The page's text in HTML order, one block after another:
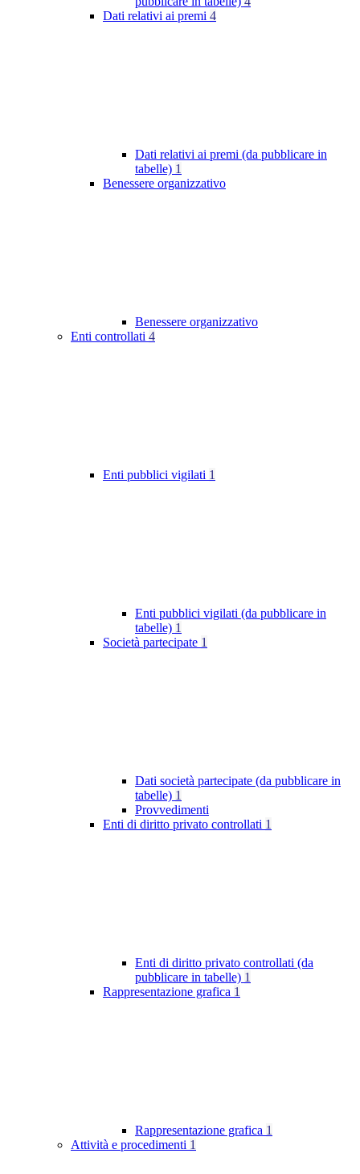
Dati relativi ai premi 4
Dati relativi ai premi (da pubblicare in
tabelle) 1
Benessere organizzativo
Benessere organizzativo
Enti controllati 4
Enti pubblici vigilati 1
Enti pubblici vigilati (da pubblicare in
tabelle) 1
Società partecipate 1
Dati società partecipate (da pubblicare in
tabelle) 1
Provvedimenti
Enti di diritto privato controllati 1
Enti di diritto privato controllati (da
pubblicare in tabelle) 1
Rappresentazione grafica 1
Rappresentazione grafica 1
Attività e procedimenti 1